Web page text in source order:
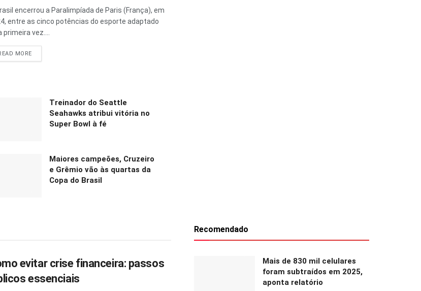
encerrou a Paralimpíada de Paris (França), em
entre as cinco potências do esporte adaptado
primeira vez....
MORE
Treinador do Seattle
Seahawks atribui vitória no
Super Bowl à fé
Maiores campeões, Cruzeiro
e Grêmio vão às quartas da
Copa do Brasil
evitar crise financeira: passos
essenciais
Recomendado
Mais de 830 mil celulares
foram subtraídos em 2025,
aponta relatório